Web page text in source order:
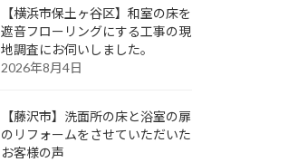
【横浜市保土ヶ谷区】和室の床を
遮音フローリングにする工事の現
地調査にお伺いしました。
2026年8月4日
【藤沢市】洗面所の床と浴室の扉
のリフォームをさせていただいた
お客様の声